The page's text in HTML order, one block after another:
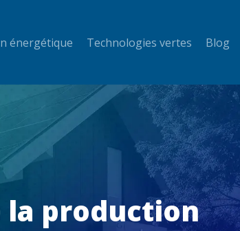
énergétique Technologies vertes Blog
la production